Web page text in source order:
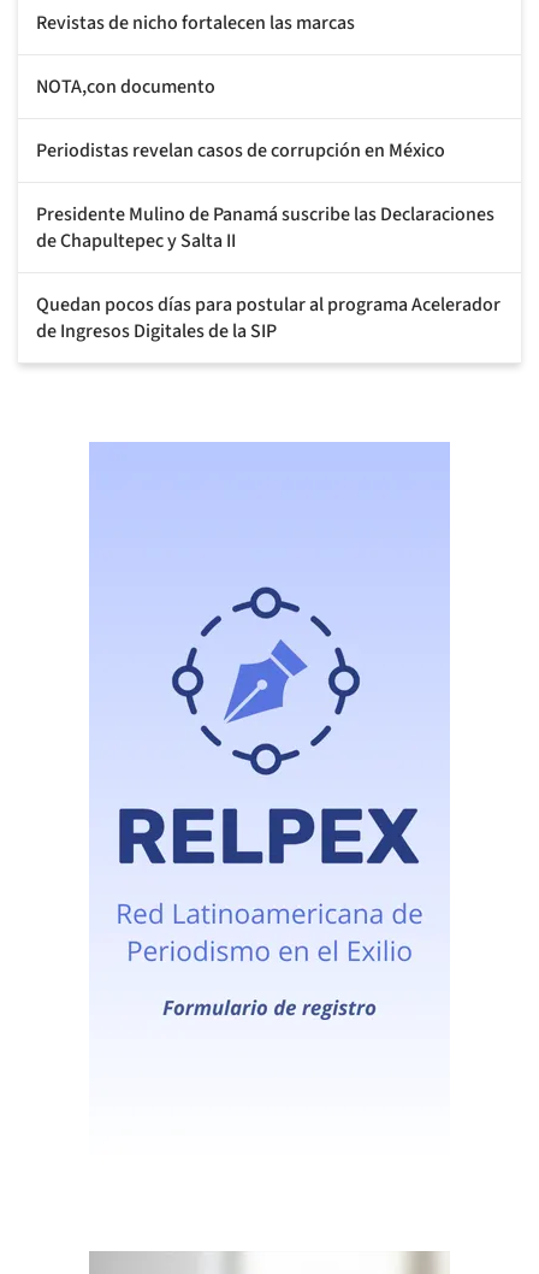
Revistas de nicho fortalecen las marcas
NOTA,con documento
Periodistas revelan casos de corrupción en México
Presidente Mulino de Panamá suscribe las Declaraciones
de Chapultepec y Salta II
Quedan pocos días para postular al programa Acelerador
de Ingresos Digitales de la SIP